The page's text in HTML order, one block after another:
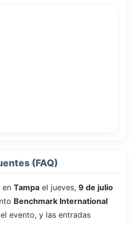
(FAQ)
en Tampa el jueves, 9 de julio
Benchmark International
evento, y las entradas